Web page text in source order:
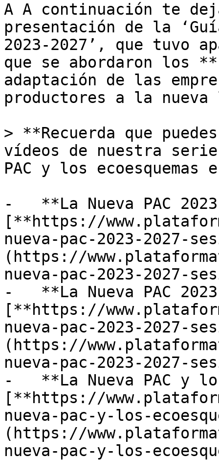
A A continuación te
presentación de la
2023-2027’, que tuvo
que se abordaron los
adaptación de las
productores a la
> **Recuerda que
vídeos de nuestra
PAC y los
-   **La Nueva PAC
[**https://
nueva-pac-2023-2027-
(https://
nueva-pac-2023-2027-
-   **La Nueva PAC
[**https://
nueva-pac-2023-2027-
(https://
nueva-pac-2023-2027-
-   **La Nueva PAC y
[**https://
nueva-pac-y-los-
(https://
nueva-pac-y-los-